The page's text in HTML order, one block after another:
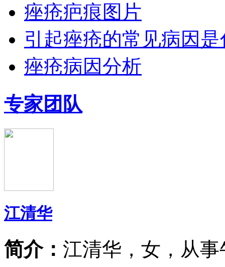
痤疮疤痕图片
引起痤疮的常见病因
痤疮病因分析
专家团队
江清华
简介： 江清华，女，从事